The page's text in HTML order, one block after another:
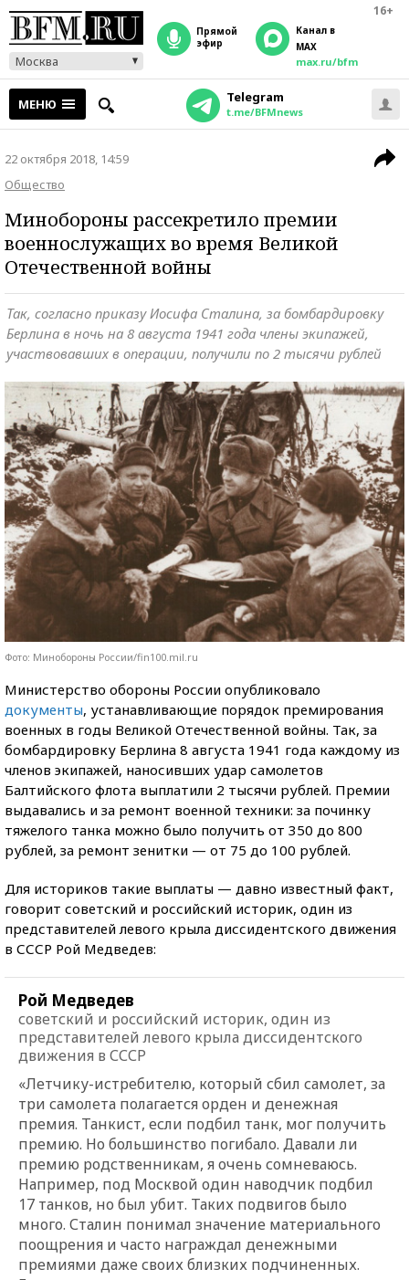
16+
Москва
прямой
эфир
Канал в
MAX
max.ru/bfm
МЕНЮ Telegram
t.me/BFMnews
22 октября 2018, 14:59
Общество
Минобороны рассекретило премии
военнослужащих во время Великой
Отечественной войны
Так, согласно приказу Иосифа Сталина, за бомбардировку
Берлина в ночь на 8 августа 1941 года члены экипажей,
участвовавших в операции, получили по 2 тысячи рублей
Фото: Минобороны России/fin100.mil.ru
Министерство обороны России опубликовало
документы, устанавливающие порядок премирования
военных в годы Великой Отечественной войны. Так, за
бомбардировку Берлина 8 августа 1941 года каждому из
членов экипажей, наносивших удар самолетов
Балтийского флота выплатили 2 тысячи рублей. Премии
выдавались и за ремонт военной техники: за починку
тяжелого танка можно было получить от 350 до 800
рублей, за ремонт зенитки — от 75 до 100 рублей.
Для историков такие выплаты — давно известный факт,
говорит советский и российский историк, один из
представителей левого крыла диссидентского движения
в СССР Рой Медведев:
Рой Медведев
советский и российский историк, один из
представителей левого крыла диссидентского
движения в СССР
«Летчику-истребителю, который сбил самолет, за
три самолета полагается орден и денежная
премия. Танкист, если подбил танк, мог получить
премию. Но большинство погибало. Давали ли
премию родственникам, я очень сомневаюсь.
Например, под Москвой один наводчик подбил
17 танков, но был убит. Таких подвигов было
много. Сталин понимал значение материального
поощрения и часто награждал денежными
премиями даже своих близких подчиненных.